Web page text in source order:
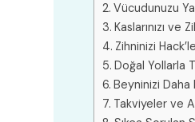
Vücudunuzu
Kaslarınızı ve
Zihninizi
Doğal Yollarla
Beyninizi Daha
Takviyeler ve